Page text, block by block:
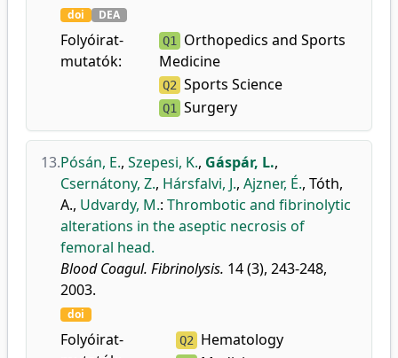
doi DEA
Folyóirat-
mutatók:
Q1 Orthopedics and Sports
Medicine
Q2 Sports Science
Q1 Surgery
13.Pósán, E., Szepesi, K., Gáspár, L.,
Csernátony, Z., Hársfalvi, J., Ajzner, É., Tóth,
A., Udvardy, M.: Thrombotic and fibrinolytic
alterations in the aseptic necrosis of
femoral head.
Blood Coagul. Fibrinolysis. 14 (3), 243-248,
2003.
doi
Folyóirat-
Q2 Hematology